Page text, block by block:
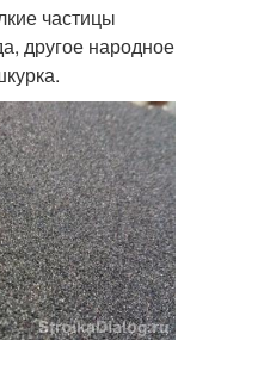
частицы
другое народное